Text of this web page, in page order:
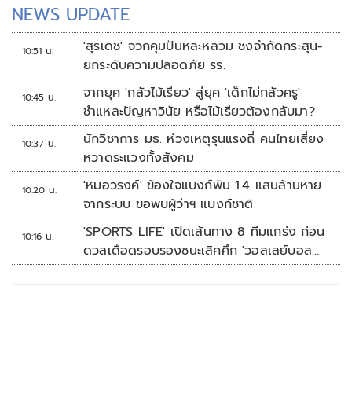
NEWS UPDATE
10:51 น.
'สุรเดช' จวกคุมปืนหละหลวม ชงจำกัดกระสุน-
ยกระดับความปลอดภัย รร.
10:45 น.
จากยุค 'กลัวไม้เรียว' สู่ยุค 'เด็กไม่กลัวครู'
ชำแหละปัญหาวินัย หรือไม้เรียวต้องกลับมา?
10:37 น.
นักวิชาการ มธ. ห่วงเหตุรุนแรงถี่ คนไทยเสี่ยง
หวาดระแวงทั้งสังคม
10:20 น.
'หมอวรงค์' ข้องใจแบงก์พัน 1.4 แสนล้านหาย
จากระบบ ขอพบผู้ว่าฯ แบงก์ชาติ
10:16 น.
'SPORTS LIFE' เปิดเส้นทาง 8 ทีมแกร่ง ก่อน
ดวลเดือดรอบรองชนะเลิศศึก 'วอลเลย์บอล
นักเรียน แชมป์กีฬา 7HD 2026'